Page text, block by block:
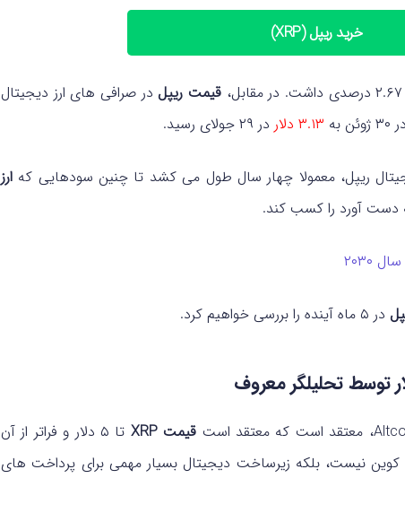
خرید ریپل (XRP)
قیمت ریپل در صرافی‌ های ارز دیجیتال
۳.۱۳ دلار در ۲۹ جولای رسید.
ارز
در ۵ ماه آینده را بررسی خواهیم کرد.
قیمت XRP
تا ۵ دلار و فراتر از آن
نیست، بلکه زیرساخت دیجیتال بسیار مهمی برای پرداخت‌ های